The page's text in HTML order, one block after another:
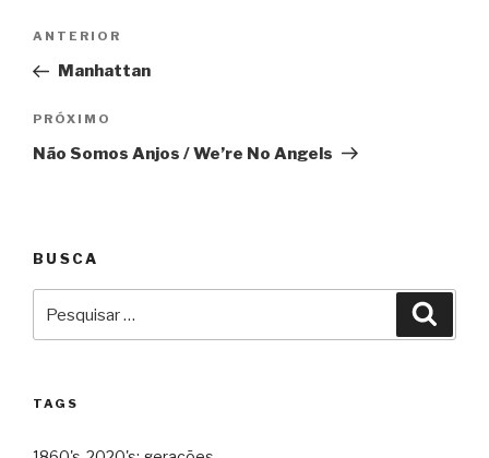
Post
Anterior
ANTERIOR
Manhattan
Próximo
PRÓXIMO
Não Somos Anjos / We’re No Angels
BUSCA
por:
TAGS